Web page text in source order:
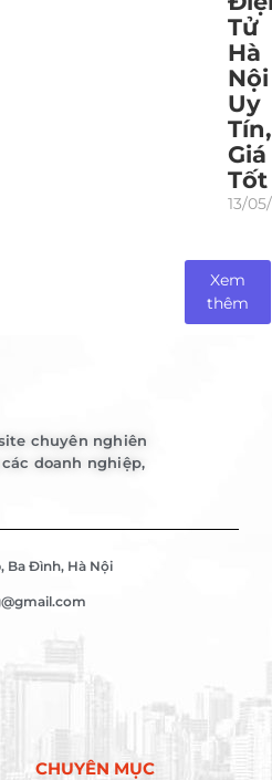
Tử
Hà
Nội
Uy
Tín,
Giá
Tốt
13/
Xem
thêm
chuyên nghiên
doanh nghiệp,
Ba Đình, Hà Nội
CHUYÊN MỤC